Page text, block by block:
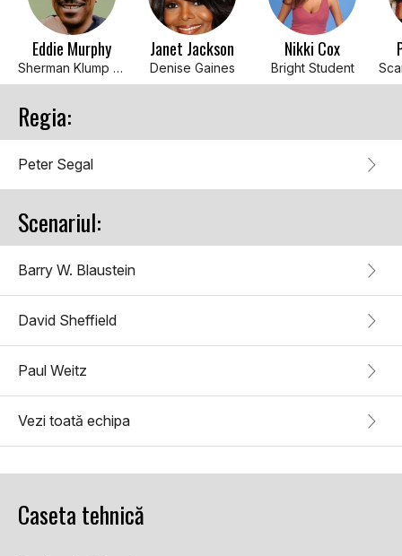
Eddie Murphy
Sherman Klump / Buddy Love / Granny Klump
Janet Jackson
Denise Gaines
Nikki Cox
Bright Student
Regia:
Peter Segal
Scenariul:
Barry W. Blaustein
David Sheffield
Paul Weitz
Vezi toată echipa
Caseta tehnică